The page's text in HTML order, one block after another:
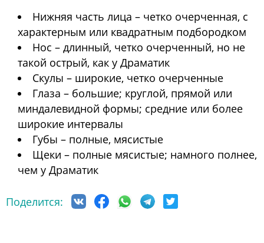
Нижняя часть лица – четко очерченная, с
характерным или квадратным подбородком
Нос – длинный, четко очерченный, но не
такой острый, как у Драматик
Скулы – широкие, четко очерченные
Глаза – большие; круглой, прямой или
миндалевидной формы; средние или более
широкие интервалы
Губы – полные, мясистые
Щеки – полные мясистые; намного полнее,
чем у Драматик
Поделится: